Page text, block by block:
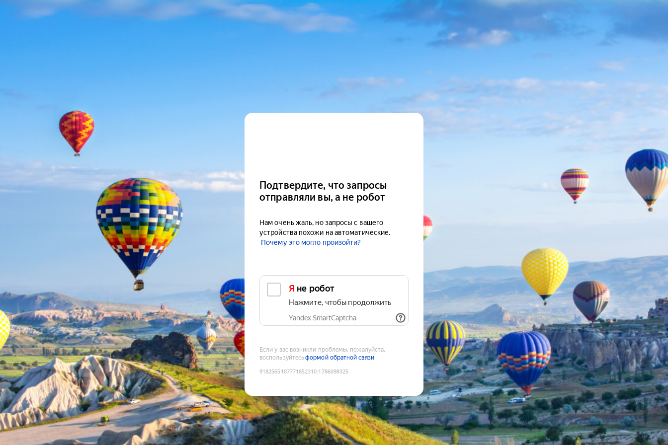
Подтвердите, что запросы
отправляли вы, а не робот
Нам очень жаль, но запросы с вашего
устройства похожи на автоматические.
Почему это могло произойти?
Я не робот
Нажмите, чтобы продолжить
Yandex SmartCaptcha
Если у вас возникли проблемы, пожалуйста,
воспользуйтесьформой обратной связи
9182565187771852310:1786098325